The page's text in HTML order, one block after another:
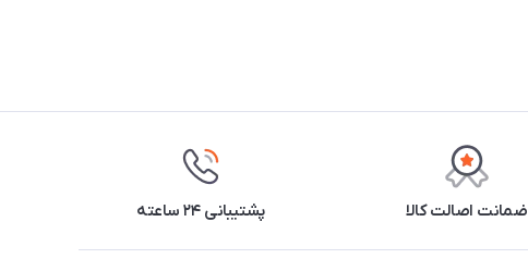
ضمانت اصالت کالا پشتیبانی ۲۴ ساعته